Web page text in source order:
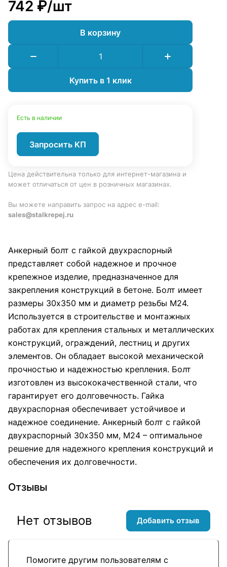
742 ₽/шт
В корзину
Купить в 1 клик
Есть в наличии
Запросить КП
Цена действительна только для интернет-магазина и
может отличаться от цен в розничных магазинах.
Вы можете направить запрос на адрес e-mail:
sales@stalkrepej.ru
Анкерный болт с гайкой двухраспорный
представляет собой надежное и прочное
крепежное изделие, предназначенное для
закрепления конструкций в бетоне. Болт имеет
размеры 30х350 мм и диаметр резьбы М24.
Используется в строительстве и монтажных
работах для крепления стальных и металлических
конструкций, ограждений, лестниц и других
элементов. Он обладает высокой механической
прочностью и надежностью крепления. Болт
изготовлен из высококачественной стали, что
гарантирует его долговечность. Гайка
двухраспорная обеспечивает устойчивое и
надежное соединение. Анкерный болт с гайкой
двухраспорный 30х350 мм, М24 – оптимальное
решение для надежного крепления конструкций и
обеспечения их долговечности.
Отзывы
Помогите другим пользователям с
Нет отзывов Добавить отзыв